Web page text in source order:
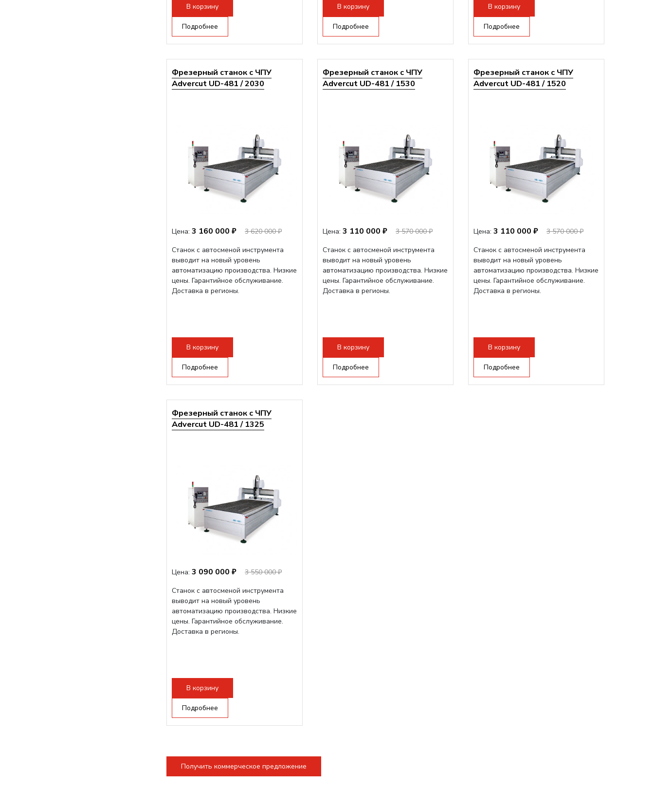
Мощность инвертора:
Охлаждение шпинделя:
В корзину
Подробнее
В корзину
Подробнее
В корзину
Подробнее
Фрезерный станок с ЧПУ
Advercut UD-481 / 2030
Цена: 3 160 000 ₽
3 620 000 ₽
Станок с автосменой инструмента
выводит на новый уровень
автоматизацию производства. Низкие
цены. Гарантийное обслуживание.
Доставка в регионы.
В корзину
Подробнее
Фрезерный станок с ЧПУ
Advercut UD-481 / 1530
Цена: 3 110 000 ₽
3 570 000 ₽
Станок с автосменой инструмента
выводит на новый уровень
автоматизацию производства. Низкие
цены. Гарантийное обслуживание.
Доставка в регионы.
В корзину
Подробнее
Фрезерный станок с ЧПУ
Advercut UD-481 / 1520
Цена: 3 110 000 ₽
3 570 000 ₽
Станок с автосменой инструмента
выводит на новый уровень
автоматизацию производства. Низкие
цены. Гарантийное обслуживание.
Доставка в регионы.
В корзину
Подробнее
Фрезерный станок с ЧПУ
Advercut UD-481 / 1325
Цена: 3 090 000 ₽
3 550 000 ₽
Станок с автосменой инструмента
выводит на новый уровень
автоматизацию производства. Низкие
цены. Гарантийное обслуживание.
Доставка в регионы.
В корзину
Подробнее
Получить коммерческое предложение